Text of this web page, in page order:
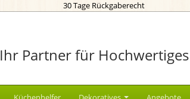
30 Tage Rückgaberecht
Ihr Partner für